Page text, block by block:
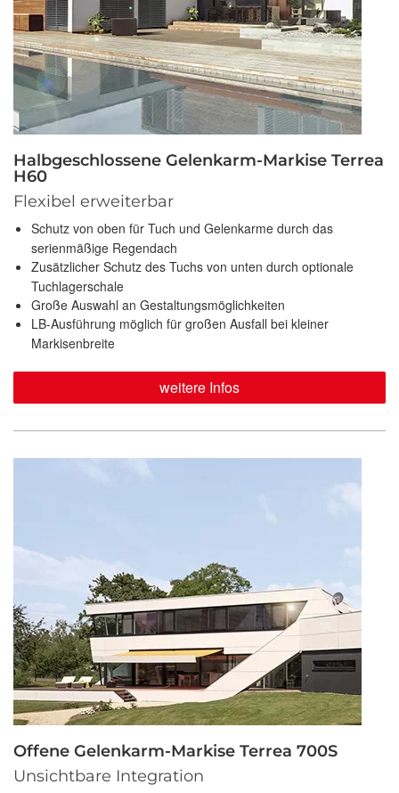
Halbgeschlossene Gelenkarm-Markise Terrea
H60
Flexibel erweiterbar
Schutz von oben für Tuch und Gelenkarme durch das
serienmäßige Regendach
Zusätzlicher Schutz des Tuchs von unten durch optionale
Tuchlagerschale
Große Auswahl an Gestaltungsmöglichkeiten
LB-Ausführung möglich für großen Ausfall bei kleiner
Markisenbreite
weitere Infos
Offene Gelenkarm-Markise Terrea 700S
Unsichtbare Integration